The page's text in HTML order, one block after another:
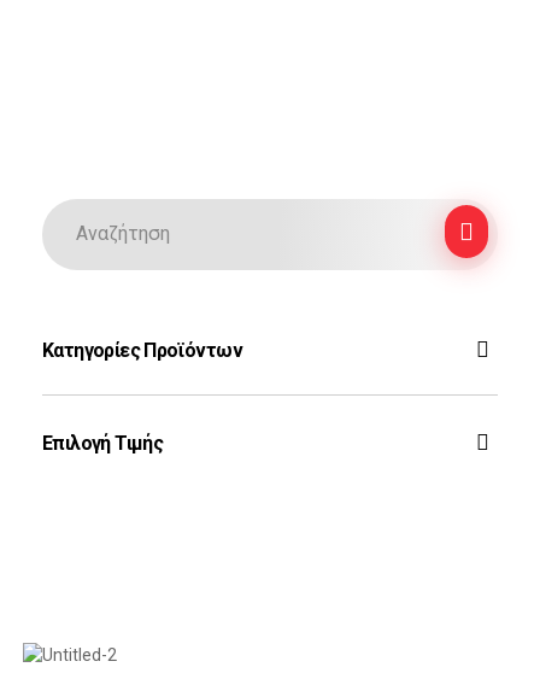
Κατηγορίες Προϊόντων
Ζεύς
Mirage 2000
Επιλογή Τιμής